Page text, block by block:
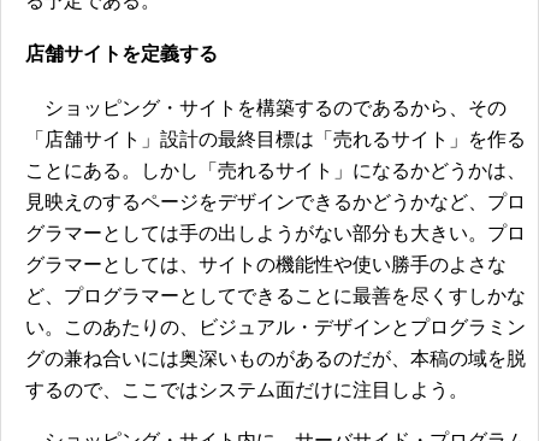
店舗サイトを定義する
ショッピング・サイトを構築するのであるから、その
「店舗サイト」設計の最終目標は「売れるサイト」を作る
ことにある。しかし「売れるサイト」になるかどうかは、
見映えのするページをデザインできるかどうかなど、プロ
グラマーとしては手の出しようがない部分も大きい。プロ
グラマーとしては、サイトの機能性や使い勝手のよさな
ど、プログラマーとしてできることに最善を尽くすしかな
い。このあたりの、ビジュアル・デザインとプログラミン
グの兼ね合いには奥深いものがあるのだが、本稿の域を脱
するので、ここではシステム面だけに注目しよう。